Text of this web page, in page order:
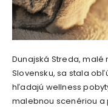
Dunajská Streda,
Slovensku, sa stala
hľadajú wellness
malebnou scenériou